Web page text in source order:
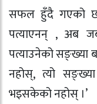
सफल हुँदै गएको छ
पत्याएनन् , अब
पत्याउनेको सङ्ख्या
नहोस्, त्यो
भइसकेको नहोस् ।’